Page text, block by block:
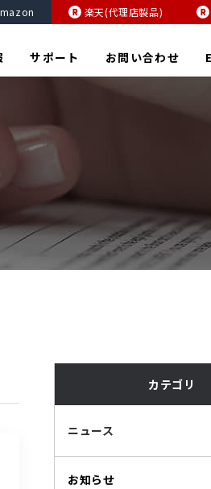
楽天(代理店製品)
サポート お問い合わせ
カテゴリ
ニュース
お知らせ